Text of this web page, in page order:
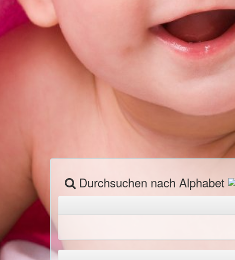
Durchsuchen nach Alphabet